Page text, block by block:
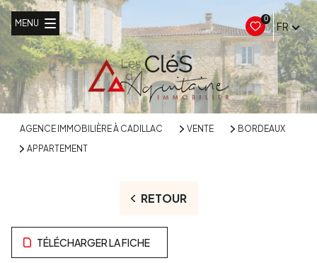
0
FR
MENU
AGENCE IMMOBILIÈRE À CADILLAC VENTE
BORDEAUX
APPARTEMENT
RETOUR
TÉLÉCHARGER LA FICHE